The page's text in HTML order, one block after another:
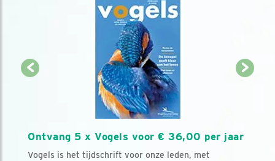
Ontvang 5 x Vogels voor € 36,00 per jaar
Vogels is het tijdschrift voor onze leden, met